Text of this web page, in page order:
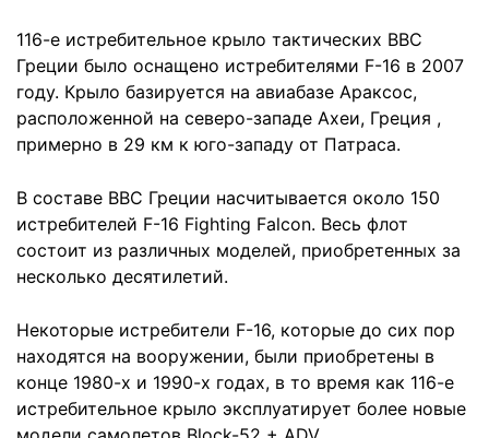
116-е истребительное крыло тактических ВВС
Греции было оснащено истребителями F-16 в 2007
году. Крыло базируется на авиабазе Араксос,
расположенной на северо-западе Ахеи, Греция ,
примерно в 29 км к юго-западу от Патраса.
В составе ВВС Греции насчитывается около 150
истребителей F-16 Fighting Falcon. Весь флот
состоит из различных моделей, приобретенных за
несколько десятилетий.
Некоторые истребители F-16, которые до сих пор
находятся на вооружении, были приобретены в
конце 1980-х и 1990-х годах, в то время как 116-е
истребительное крыло эксплуатирует более новые